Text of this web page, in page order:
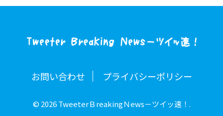
お問い合わせ プライバシーポリシー
© 2026 TweeterＢreakingＮews－ツイッ速！.